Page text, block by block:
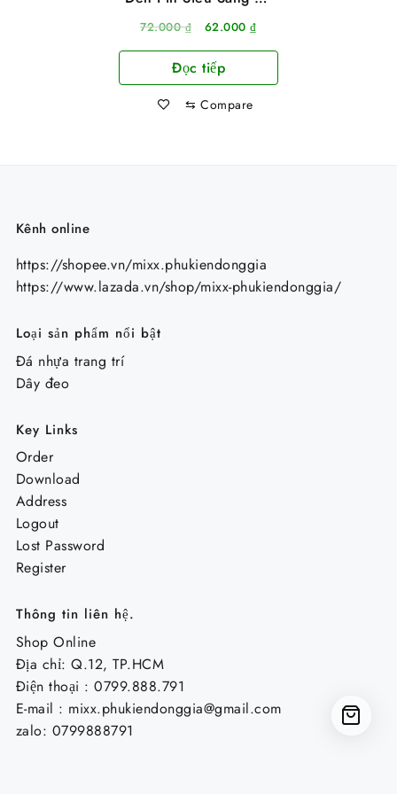
Nhôm Zoom 4X 3 Chế
Độ Siêu Sáng
72.000₫
Giá
là:
72.000 ₫.
62.000₫Giá
là:
Đọc tiếp
⇆ Compare
Kênh online
https://shopee.vn/mixx.phukiendonggia
https://www.lazada.vn/shop/mixx-phukiendonggia/
Loại sản phẩm nổi bật
Đá nhựa trang trí
Dây đeo
Key Links
Order
Download
Address
Logout
Lost Password
Register
Thông tin liên hệ.
Shop Online
Địa chỉ: Q.12, TP.HCM
Điện thoại : 0799.888.791
E-mail : mixx.phukiendonggia@gmail.com
zalo: 0799888791